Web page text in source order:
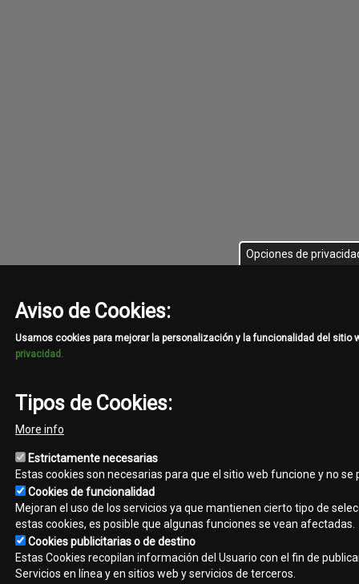
Opciones de
Aviso de Cookies:
Usamos cookies para mejorar la personalización y la funcionalidad del sitio
privacidad.
Tipos de Cookies:
More info
Estrictamente necesarias
Estas cookies son necesarias para que el sitio web funcione y no
Cookies de funcionalidad
Mejoran el uso de los servicios ya que mantienen cierto tipo de
estas cookies, es posible que algunas funciones se vean afectadas.
Cookies publicitarias o de destino
Estas Cookies recopilan información del Usuario con el fin de
Servicios en línea y en sitios web y servicios de terceros.